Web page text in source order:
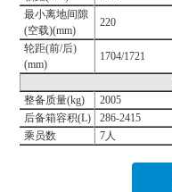
最小离地间隙
(空载)(mm)
220
轮距(前/后)
(mm)
1704/1721
整备质量(kg)
2005
后备箱容积(L)
286-2415
乘员数
7人